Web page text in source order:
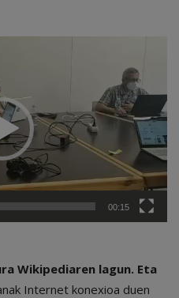
00:15
Wikipediaren lagun. Eta
Internet konexioa duen